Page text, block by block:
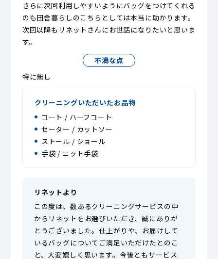
さらに次回利用しやすいようにバッグをつけてくれる
のも田舎暮らしのこちらとしては本当に助かります。
次回以降もリネットさんにお世話になりたいと思いま
す。
不満な点
特に無し
クリーニングいただいたお品物
コート / ハーフコート
セーター / カットソー
ストール / ショール
手袋 / ニット手袋
リネットより
この度は、数あるクリーニングサービスの中
からリネットをお選びいただき、誠にありが
とうございました。仕上がりや、お届けして
いるバッグについてご満足いただけたとのこ
と、大変嬉しく思います。今後ともサービス